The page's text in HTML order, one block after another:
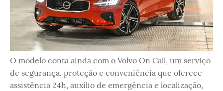
O modelo conta ainda com o Volvo On Call, um serviço
de segurança, proteção e conveniência que oferece
assistência 24h, auxílio de emergência e localização,